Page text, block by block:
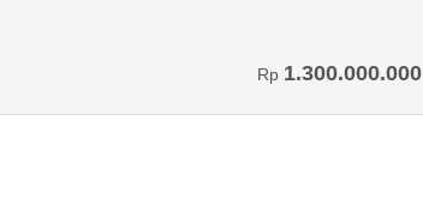
Rp 1.300.000.000